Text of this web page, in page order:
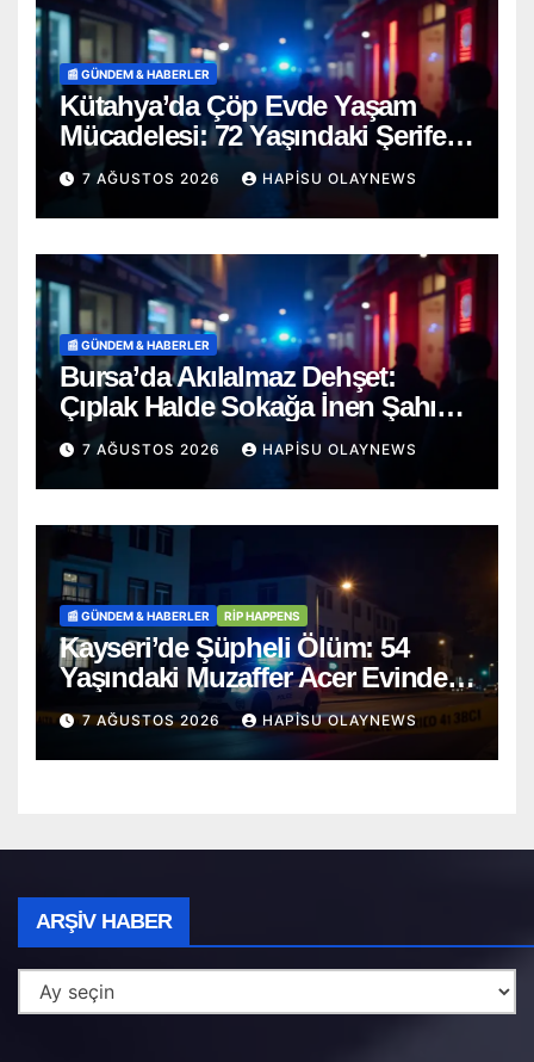
📰 GÜNDEM & HABERLER
Kütahya’da Çöp Evde Yaşam
Mücadelesi: 72 Yaşındaki Şerife
D. Mucizevi Şekilde Kurtarıldı
7 AĞUSTOS 2026 HAPISU OLAYNEWS
📰 GÜNDEM & HABERLER
Bursa’da Akılalmaz Dehşet:
Çıplak Halde Sokağa İnen Şahıs
Terör Estirdi!
7 AĞUSTOS 2026 HAPISU OLAYNEWS
📰 GÜNDEM & HABERLER RİP HAPPENS
Kayseri’de Şüpheli Ölüm: 54
Yaşındaki Muzaffer Acer Evinde
Cansız Bulundu
7 AĞUSTOS 2026 HAPISU OLAYNEWS
ARŞIV HABER
Haber